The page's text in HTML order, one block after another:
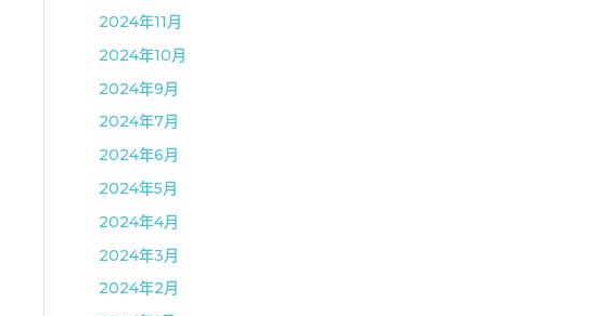
2024年11月
2024年10月
2024年9月
2024年7月
2024年6月
2024年5月
2024年4月
2024年3月
2024年2月